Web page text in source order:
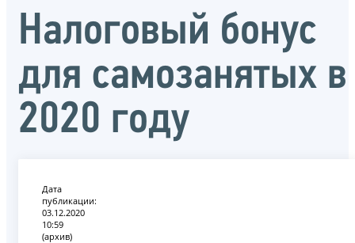
Налоговый бонус
для самозанятых в
2020 году
Дата
публикации:
03.12.2020
10:59
(архив)